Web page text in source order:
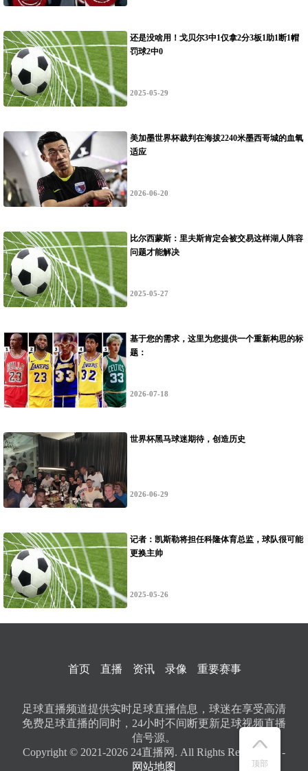
还是没啥用！戈贝尔3中1仅拿2分3板1助1断1帽
罚球2中0
2025-05-29
美加墨世界杯裁判在海拔2240米墨西哥城的血氧
适应
2026-06-20
比尔西蒙斯：里夫斯肯定会被交易这样湖人阵容
问题才能解决
2025-05-27
基于您的需求，这里为您提供一个重新构思的标
题：
动与判罚强度实时耦合机制研究”**
2026-07-18
世界杯黑马球迷期待，创造历史
2026-06-29
记者：凯斯勒将担任科隆体育总监，球队很可能
更换主帅
2025-05-26
首页 直播 资讯 录像 重要赛事
足球直播频道提供实时足球直播信息，球迷在享受高清
免费足球直播的同时，24小时不间断更新足球视频直播
信号源。
Copyright © 2021-2026 24直播网. All Rights Reserved。 -
网站地图
顶部